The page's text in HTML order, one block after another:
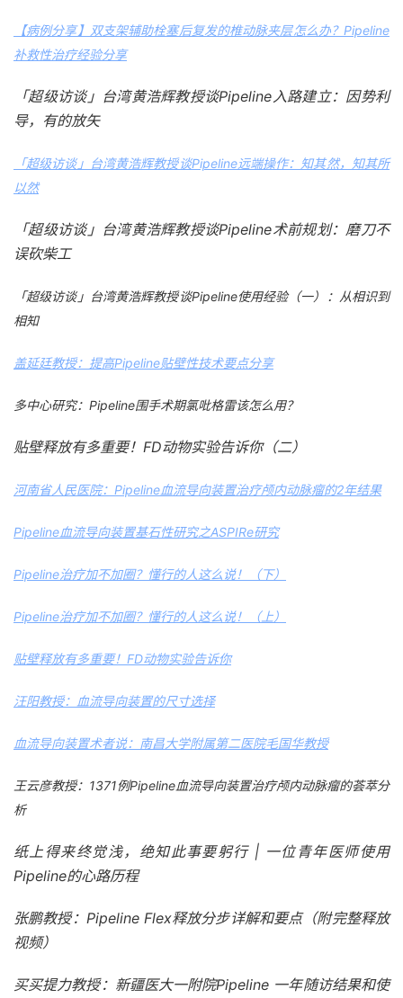
【病例分享】双支架辅助栓塞后复发的椎动脉夹层怎么办？Pipeline
补救性治疗经验分享
「超级访谈」台湾黄浩辉教授谈Pipeline入路建立：因势利
导，有的放矢
「超级访谈」台湾黄浩辉教授谈Pipeline远端操作：知其然，知其所
以然
「超级访谈」台湾黄浩辉教授谈Pipeline术前规划：磨刀不
误砍柴工
「超级访谈」台湾黄浩辉教授谈Pipeline使用经验（一）：从相识到
相知
盖延廷教授：提高Pipeline贴壁性技术要点分享
多中心研究：Pipeline围手术期氯吡格雷该怎么用？
贴壁释放有多重要！FD动物实验告诉你（二）
河南省人民医院：Pipeline血流导向装置治疗颅内动脉瘤的2年结果
Pipeline血流导向装置基石性研究之ASPIRe研究
Pipeline治疗加不加圈？懂行的人这么说！（下）
Pipeline治疗加不加圈？懂行的人这么说！（上）
贴壁释放有多重要！FD动物实验告诉你
汪阳教授：血流导向装置的尺寸选择
血流导向装置术者说：南昌大学附属第二医院毛国华教授
王云彦教授：1371例Pipeline血流导向装置治疗颅内动脉瘤的荟萃分
析
纸上得来终觉浅，绝知此事要躬行 | 一位青年医师使用
Pipeline的心路历程
张鹏教授：Pipeline Flex释放分步详解和要点（附完整释放
视频）
买买提力教授：新疆医大一附院Pipeline 一年随访结果和使